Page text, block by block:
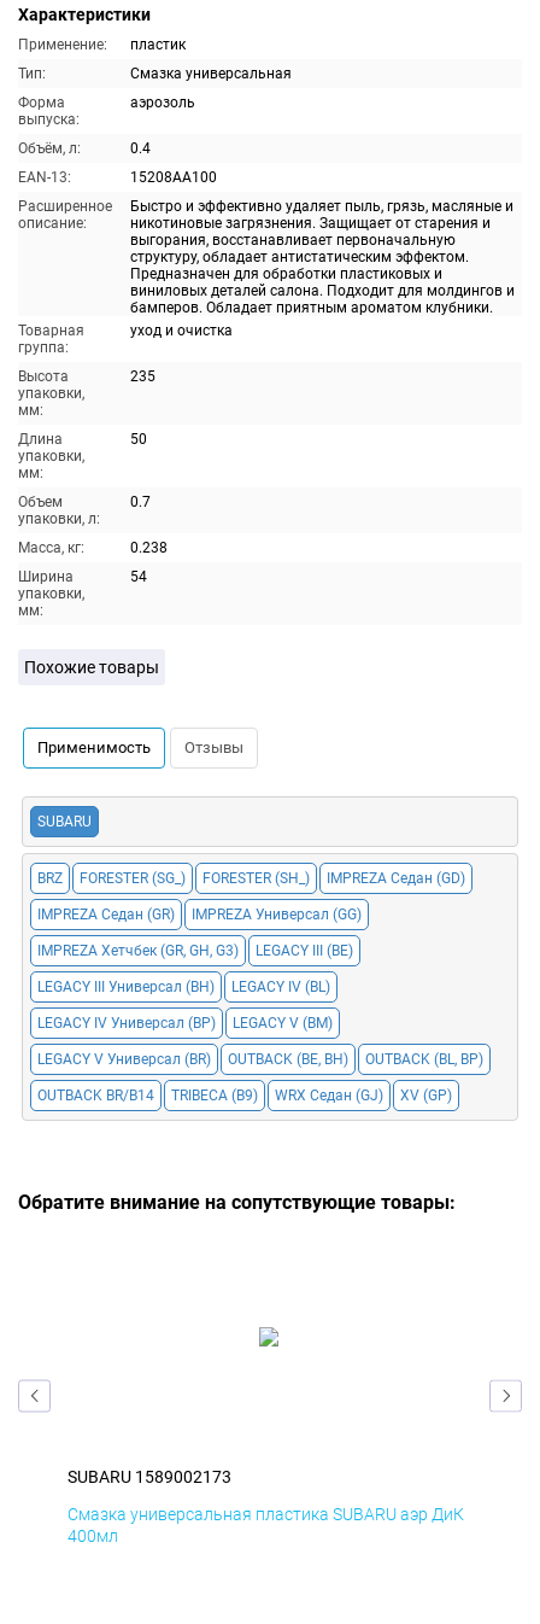
Характеристики
Применение:
пластик
Тип:
Смазка универсальная
Форма
выпуска:
аэрозоль
Объём, л:
0.4
EAN-13:
15208AA100
Расширенное
описание:
Быстро и эффективно удаляет пыль, грязь, масляные и
никотиновые загрязнения. Защищает от старения и
выгорания, восстанавливает первоначальную
структуру, обладает антистатическим эффектом.
Предназначен для обработки пластиковых и
виниловых деталей салона. Подходит для молдингов и
бамперов. Обладает приятным ароматом клубники.
Товарная
группа:
уход и очистка
Высота
упаковки,
мм:
235
Длина
упаковки,
мм:
50
Объем
упаковки, л:
0.7
Масса, кг:
0.238
Ширина
упаковки,
мм:
54
Похожие товары
Применимость Отзывы
SUBARU
BRZ FORESTER (SG_) FORESTER (SH_) IMPREZA Седан (GD)
IMPREZA Седан (GR) IMPREZA Универсал (GG)
IMPREZA Хетчбек (GR, GH, G3) LEGACY III (BE)
LEGACY III Универсал (BH) LEGACY IV (BL)
LEGACY IV Универсал (BP) LEGACY V (BM)
LEGACY V Универсал (BR) OUTBACK (BE, BH) OUTBACK (BL, BP)
OUTBACK BR/B14 TRIBECA (B9) WRX Седан (GJ) XV (GP)
Обратите внимание на сопутствующие товары:
SUBARU 1589002173
Смазка универсальная пластика SUBARU аэр ДиК
400мл